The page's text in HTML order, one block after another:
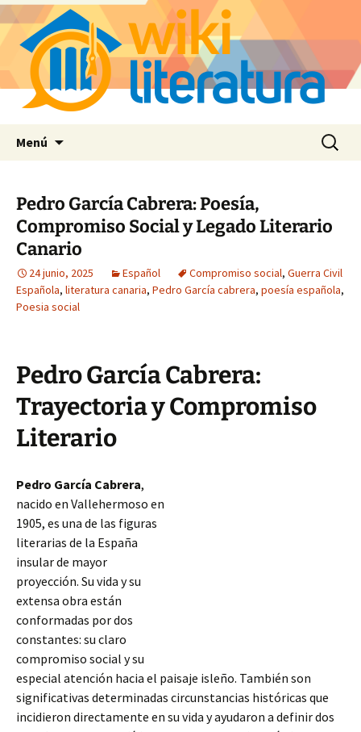
Menú Buscar:
Pedro García Cabrera: Poesía,
Compromiso Social y Legado Literario
Canario
24 junio, 2025 Español Compromiso social, Guerra Civil
Española, literatura canaria, Pedro García cabrera, poesía española,
Poesia social
Pedro García Cabrera:
Trayectoria y Compromiso
Literario
Pedro García Cabrera,
nacido en Vallehermoso en
1905, es una de las figuras
literarias de la España
insular de mayor
proyección. Su vida y su
extensa obra están
conformadas por dos
constantes: su claro
compromiso social y su
especial atención hacia el paisaje isleño. También son
significativas determinadas circunstancias históricas que
incidieron directamente en su vida y ayudaron a definir dos